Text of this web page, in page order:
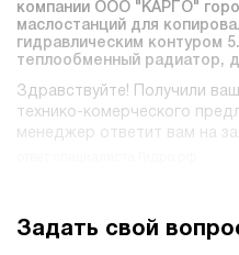
компании ООО "КАРГО"
маслостанций для
гидравлическим контуром
теплообменный радиатор,
Здравствуйте! Получили
технико-комерческого
менеджер ответит вам на
Задать свой